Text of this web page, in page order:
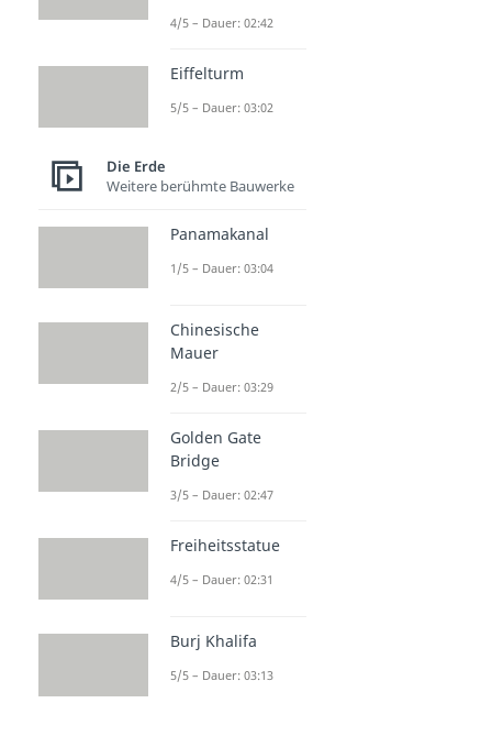
4/5 – Dauer: 02:42
Eiffelturm
5/5 – Dauer: 03:02
Die Erde
Weitere berühmte Bauwerke
Panamakanal
1/5 – Dauer: 03:04
Chinesische
Mauer
2/5 – Dauer: 03:29
Golden Gate
Bridge
3/5 – Dauer: 02:47
Freiheitsstatue
4/5 – Dauer: 02:31
Burj Khalifa
5/5 – Dauer: 03:13